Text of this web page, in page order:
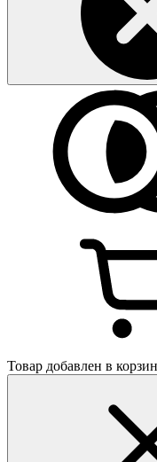
Товар добавлен в